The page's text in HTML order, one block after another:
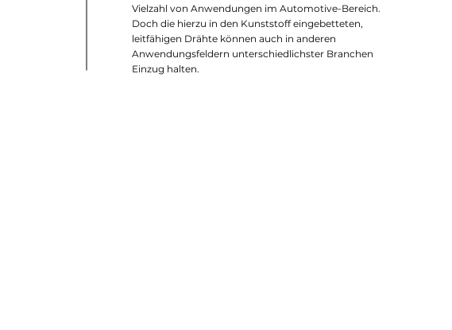
Vielzahl von Anwendungen im Automotive-Bereich.
Doch die hierzu in den Kunststoff eingebetteten,
leitfähigen Drähte können auch in anderen
Anwendungsfeldern unterschiedlichster Branchen
Einzug halten.